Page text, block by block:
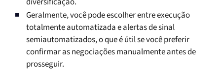
Geralmente, você pode escolher entre execução
totalmente automatizada e alertas de sinal
semiautomatizados, o que é útil se você preferir
confirmar as negociações manualmente antes de
prosseguir.